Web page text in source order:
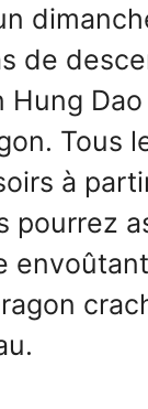
de
Dao
Tous
à
pourrez